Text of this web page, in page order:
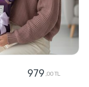
979 ,00 TL